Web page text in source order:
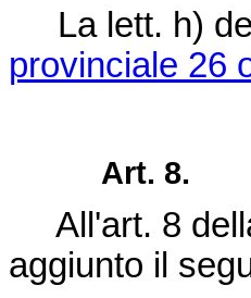
La lett. h)
provinciale 26
Art. 8.
All'art. 8
aggiunto il